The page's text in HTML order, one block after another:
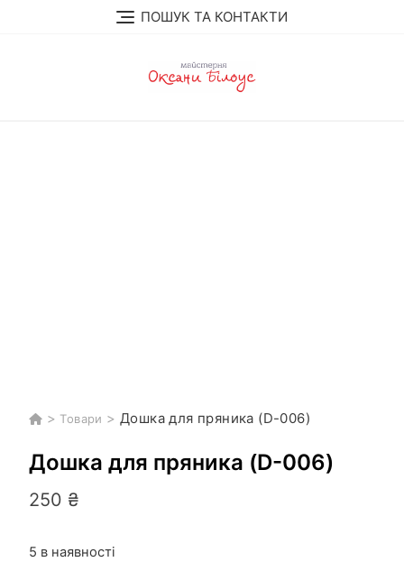
ПОШУК ТА КОНТАКТИ
> Товари > Дошка для пряника (D-006)
Дошка для пряника (D-006)
250 ₴
5 в наявності